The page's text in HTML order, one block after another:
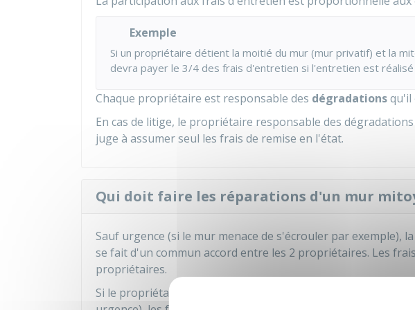
Exemple
Si un propriétaire détient la moitié du mur (mur privatif) et la
devra payer le 3/4 des frais d'entretien si l'entretien est
Chaque propriétaire est responsable des dégradationsqu'il
En cas de litige, le propriétaire responsable des
juge à assumer seul les frais de remise en l'état.
Qui doit faire les réparations d'un mur
Sauf urgence (si le mur menace de s'écrouler par exemple),
se fait d'un commun accord entre les 2 propriétaires. Les
propriétaires.
Si le propriétaire d'un mur mitoyen fait des travaux sur le